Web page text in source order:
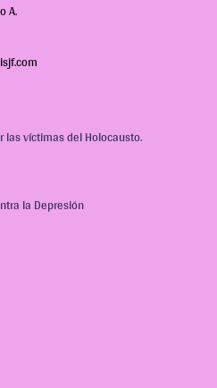
A.
las víctimas del Holocausto.
la Depresión